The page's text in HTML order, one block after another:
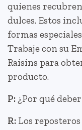
quienes
dulces. Estos
formas
Trabaje con su
Raisins para
producto.
P: ¿Por qué
R: Los